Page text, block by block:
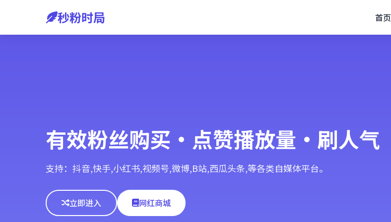
秒粉时局 首页
有效粉丝购买·点赞播放量·刷人气
支持：抖音,快手,小红书,视频号,微博,B站,西瓜头条,等各类自媒体平台。
立即进入 网红商城